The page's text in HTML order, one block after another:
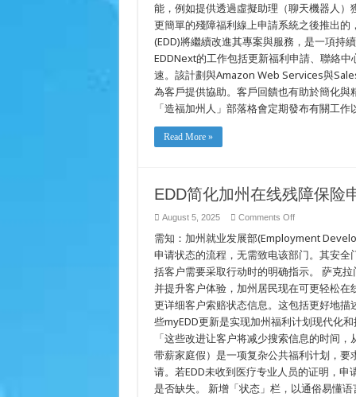
能，例如提供透過虛擬助理（聊天機器人
更簡單的殘障福利線上申請系統之後推出
(EDD)將繼續改進其專案與服務，是一項持
EDDNext的工作包括更新福利申請、聯絡
速。該計劃與Amazon Web Services與
為客戶提供協助。客戶回饋也有助於簡化與
「造福加州人」部落格會定期發布有關工作
Read More »
EDD简化加州在线残障保险
August 5, 2025 Comments Offon
简
化
加
州
在
线
残
障
保
险
申
请
需知：加州就业发展部(Employment
申请状态的流程，无需致电该部门。其安
括客户需要采取行动时的明确指示。 萨克
并提升客户体验，加州居民现在可更轻松在
更详细客户索赔状态信息。这包括更好地
些myEDD更新是实现加州福利计划现代化
「这些改进让客户将减少搜索信息的时间
带薪家庭假）是一项复杂公共福利计划，
请。若EDD未收到医疗专业人员的证明，
是否缺失。 新增「状态」栏，以通俗易懂